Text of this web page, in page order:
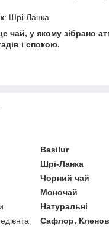
: Шрі-Ланка
чай, у якому зібрано
і спокою.
Basilur
Шрі-Ланка
Чорний чай
Моночай
Натуральні
Сафлор,